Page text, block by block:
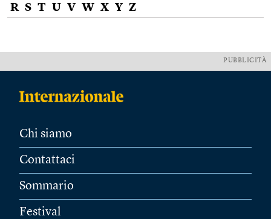
R S T U V W X Y Z
PUBBLICITÀ
Chi siamo
Contattaci
Sommario
Festival